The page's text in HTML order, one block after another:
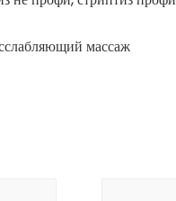
массаж